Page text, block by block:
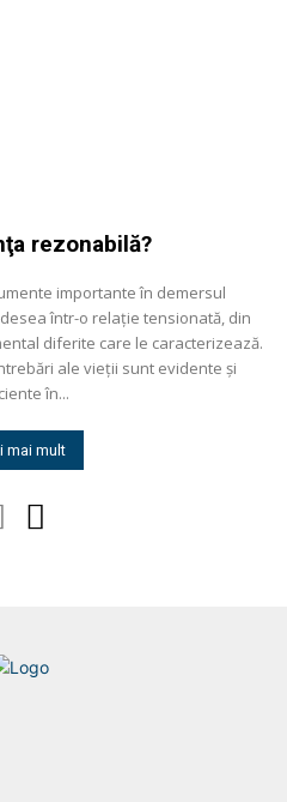
rezonabilă?
importante în demersul
într-o relaţie tensionată, din
diferite care le caracterizează.
ale vieţii sunt evidente și
în...
mai mult